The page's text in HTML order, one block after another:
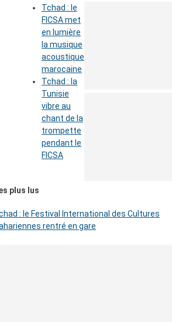
Tchad : le
FICSA met
en lumière
la musique
acoustique
marocaine
Tchad : la
Tunisie
vibre au
chant de la
trompette
pendant le
FICSA
plus lus
: le Festival International des Cultures
rentré en gare